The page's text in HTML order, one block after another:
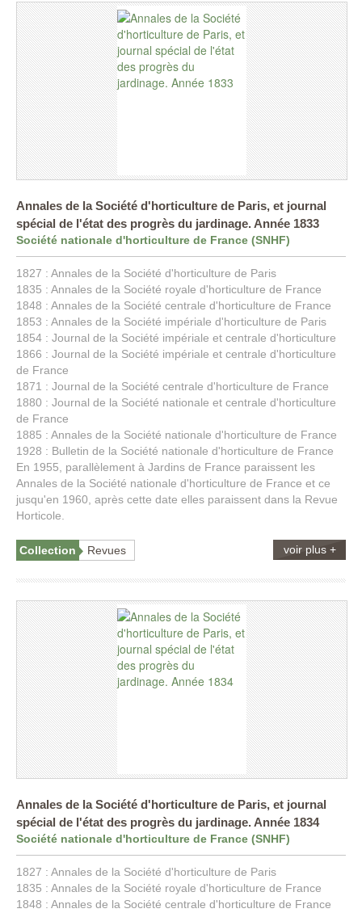
Annales de la Société d'horticulture de Paris, et journal
spécial de l'état des progrès du jardinage. Année 1833
Société nationale d'horticulture de France (SNHF)
1827 : Annales de la Société d'horticulture de Paris
1835 : Annales de la Société royale d'horticulture de France
1848 : Annales de la Société centrale d'horticulture de France
1853 : Annales de la Société impériale d'horticulture de Paris
1854 : Journal de la Société impériale et centrale d'horticulture
1866 : Journal de la Société impériale et centrale d'horticulture
de France
1871 : Journal de la Société centrale d'horticulture de France
1880 : Journal de la Société nationale et centrale d'horticulture
de France
1885 : Annales de la Société nationale d'horticulture de France
1928 : Bulletin de la Société nationale d'horticulture de France
En 1955, parallèlement à Jardins de France paraissent les
Annales de la Société nationale d'horticulture de France et ce
jusqu'en 1960, après cette date elles paraissent dans la Revue
Horticole.
Collection Revues voir plus +
Annales de la Société d'horticulture de Paris, et journal
spécial de l'état des progrès du jardinage. Année 1834
Société nationale d'horticulture de France (SNHF)
1827 : Annales de la Société d'horticulture de Paris
1835 : Annales de la Société royale d'horticulture de France
1848 : Annales de la Société centrale d'horticulture de France